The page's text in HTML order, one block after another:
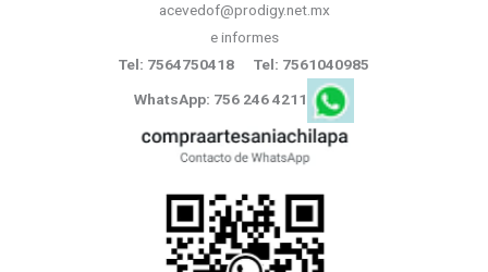
acevedof@prodigy.net.mx
e informes
Tel: 7564750418 Tel: 7561040985
WhatsApp: 756 246 4211